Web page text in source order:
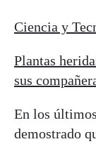
Ciencia y
Plantas
sus
En los
demostrado